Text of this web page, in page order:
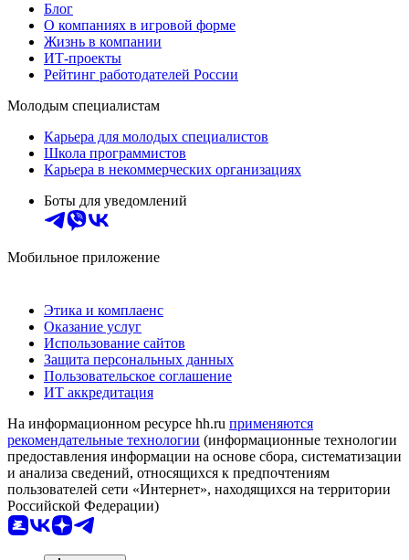
Блог
О компаниях в игровой форме
Жизнь в компании
ИТ-проекты
Рейтинг работодателей России
Молодым специалистам
Карьера для молодых специалистов
Школа программистов
Карьера в некоммерческих организациях
Боты для уведомлений
Мобильное приложение
Этика и комплаенс
Оказание услуг
Использование сайтов
Защита персональных данных
Пользовательское соглашение
ИТ аккредитация
На информационном ресурсе hh.ru применяются
рекомендательные технологии (информационные технологии
предоставления информации на основе сбора, систематизации
и анализа сведений, относящихся к предпочтениям
пользователей сети «Интернет», находящихся на территории
Российской Федерации)